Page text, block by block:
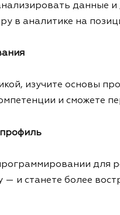
данные
в аналитике на
изучите основы
и сможете
для
— и станете более